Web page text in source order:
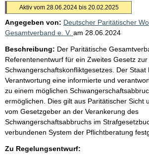
Aktiv vom 28.06.2024 bis 20.02.2025
Angegeben von: Deutscher Paritätischer
Gesamtverband e. V. am 28.06.2024
Beschreibung: Der Paritätische
Referentenentwurf für ein Zweites Gesetz
Schwangerschaftskonfliktgesetzes. Der Staat
Verantwortung eine informierte und
zu einem möglichen
ermöglichen. Dies gilt aus Paritätischer Sicht
vom Gesetzgeber an der Verankerung des
Schwangerschaftsabbruchs im
verbundenen System der Pflichtberatung
Zu Regelungsentwurf: